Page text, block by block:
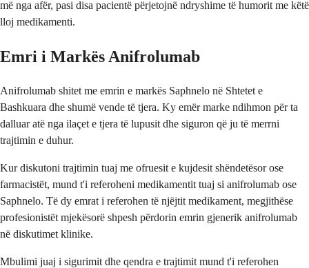
më nga afër, pasi disa pacientë përjetojnë ndryshime të humorit me këtë
lloj medikamenti.
Emri i Markës Anifrolumab
Anifrolumab shitet me emrin e markës Saphnelo në Shtetet e
Bashkuara dhe shumë vende të tjera. Ky emër marke ndihmon për ta
dalluar atë nga ilaçet e tjera të lupusit dhe siguron që ju të merrni
trajtimin e duhur.
Kur diskutoni trajtimin tuaj me ofruesit e kujdesit shëndetësor ose
farmacistët, mund t'i referoheni medikamentit tuaj si anifrolumab ose
Saphnelo. Të dy emrat i referohen të njëjtit medikament, megjithëse
profesionistët mjekësorë shpesh përdorin emrin gjenerik anifrolumab
në diskutimet klinike.
Mbulimi juaj i sigurimit dhe qendra e trajtimit mund t'i referohen